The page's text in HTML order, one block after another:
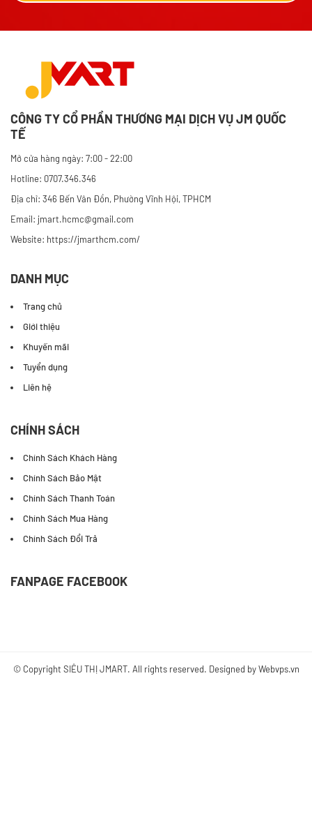
CÔNG TY CỔ PHẦN THƯƠNG MẠI DỊCH VỤ JM QUỐC
TẾ
Mở cửa hàng ngày: 7:00 - 22:00
Hotline: 0707.346.346
Địa chỉ: 346 Bến Vân Đồn, Phường Vĩnh Hội, TPHCM
Email: jmart.hcmc@gmail.com
Website: https://jmarthcm.com/
DANH MỤC
Trang chủ
Giới thiệu
Khuyến mãi
Tuyển dụng
Liên hệ
CHÍNH SÁCH
Chính Sách Khách Hàng
Chính Sách Bảo Mật
Chính Sách Thanh Toán
Chính Sách Mua Hàng
Chính Sách Đổi Trả
FANPAGE FACEBOOK
© Copyright SIÊU THỊ JMART. All rights reserved. Designed byWebvps.vn